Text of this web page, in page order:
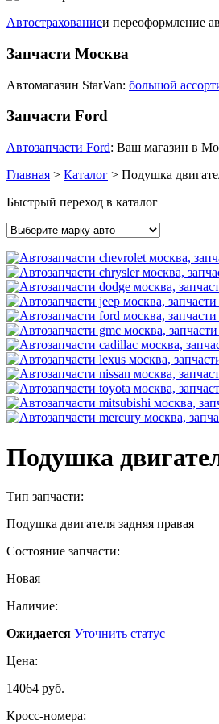
Автострахованиеи переоформление
Запчасти Москва
Автомагазин StarVan: большой
Запчасти Ford
Автозапчасти Ford: Ваш магазин в
Главная > Каталог > Подушка
Быстрый переход в каталог
Подушка
Тип запчасти:
Подушка двигателя задняя правая
Состояние запчасти:
Новая
Наличие:
Ожидается Уточнить статус
Цена:
14064 руб.
Кросс-номера: